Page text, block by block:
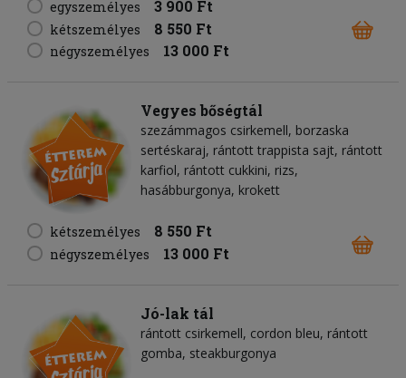
egyszemélyes
3 900 Ft
kétszemélyes 8 550 Ft
négyszemélyes 13 000 Ft
Vegyes bőségtál
szezámmagos csirkemell, borzaska
sertéskaraj, rántott trappista sajt, rántott
karfiol, rántott cukkini, rizs,
hasábburgonya, krokett
kétszemélyes 8 550 Ft
négyszemélyes 13 000 Ft
Jó-lak tál
rántott csirkemell, cordon bleu, rántott
gomba, steakburgonya